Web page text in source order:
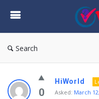
Search
0
HiWorld
Asked: March